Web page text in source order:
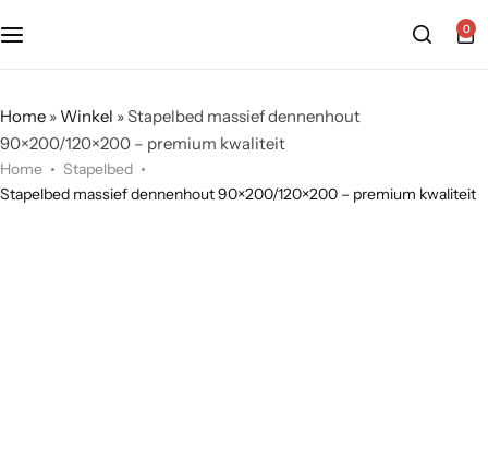
0
Home »Winkel »Stapelbed massief dennenhout
90×200/120×200 – premium kwaliteit
Home
Stapelbed
Stapelbed massief dennenhout 90×200/120×200 – premium kwaliteit